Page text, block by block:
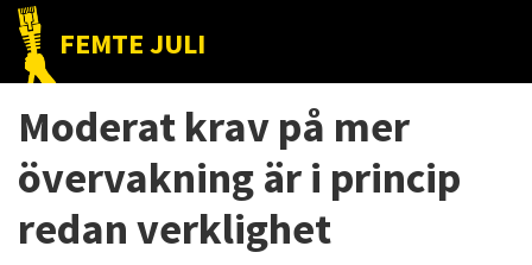
Hoppa
huvudnavigering
Hoppa
huvudinnehåll
Hoppa
det
primära
sidofältet
FEMTE JULI
Nätet
till
folket!
Moderat krav på mer
övervakning är i princip
redan verklighet